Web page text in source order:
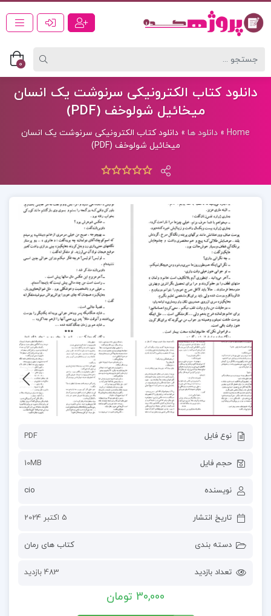
0
دانلود کتاب الکترونیکی سرنوشت یک انسان
میخائیل شولوخف (PDF)
Home
» دانلود ها » دانلود کتاب الکترونیکی سرنوشت یک انسان
میخائیل شولوخف (PDF)
نوع فایل PDF
حجم فایل 10MB
نویسنده cio
تاریخ انتشار 5 اکتبر 2024
دسته بندی کتاب های رمان
تعداد بازدید 483 بازدید
30,000 تومان